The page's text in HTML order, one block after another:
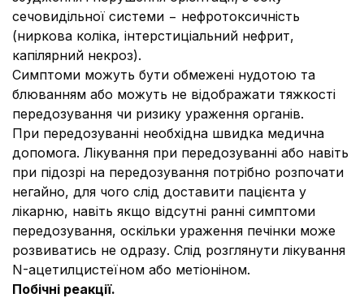
сечовидільної системи − нефротоксичність
(ниркова коліка, інтерстиціальний нефрит,
капілярний некроз).
Симптоми можуть бути обмежені нудотою та
блюванням або можуть не відображати тяжкості
передозування чи ризику ураження органів.
При передозуванні необхідна швидка медична
допомога. Лікування при передозуванні або навіть
при підозрі на передозування потрібно розпочати
негайно, для чого слід доставити пацієнта у
лікарню, навіть якщо відсутні ранні симптоми
передозування, оскільки ураження печінки може
розвиватись не одразу. Слід розглянути лікування
N-ацетилцистеїном або метіоніном.
Побічні реакції.